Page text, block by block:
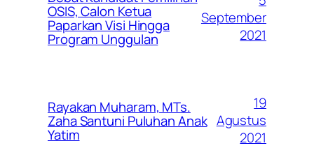
OSIS, Calon Ketua
Paparkan Visi Hingga
Program Unggulan
September
2021
Rayakan Muharam, MTs.
Zaha Santuni Puluhan Anak
Yatim
19
Agustus
2021